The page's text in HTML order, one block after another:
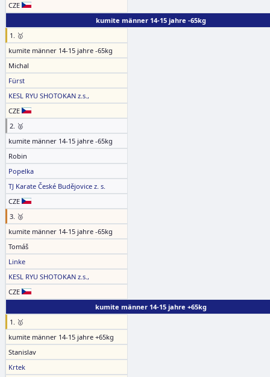
CZE
kumite männer 14-15 jahre -65kg
1. 🥇
kumite männer 14-15 jahre -65kg
Michal
Fürst
KESL RYU SHOTOKAN z.s.,
CZE
2. 🥈
kumite männer 14-15 jahre -65kg
Robin
Popelka
TJ Karate České Budějovice z. s.
CZE
3. 🥉
kumite männer 14-15 jahre -65kg
Tomáš
Linke
KESL RYU SHOTOKAN z.s.,
CZE
kumite männer 14-15 jahre +65kg
1. 🥇
kumite männer 14-15 jahre +65kg
Stanislav
Krtek